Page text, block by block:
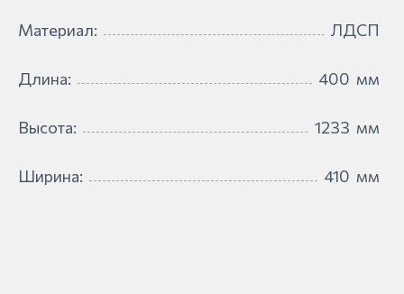
Материал: ЛДСП
Длина: 400 мм
Высота: 1233 мм
Ширина: 410 мм